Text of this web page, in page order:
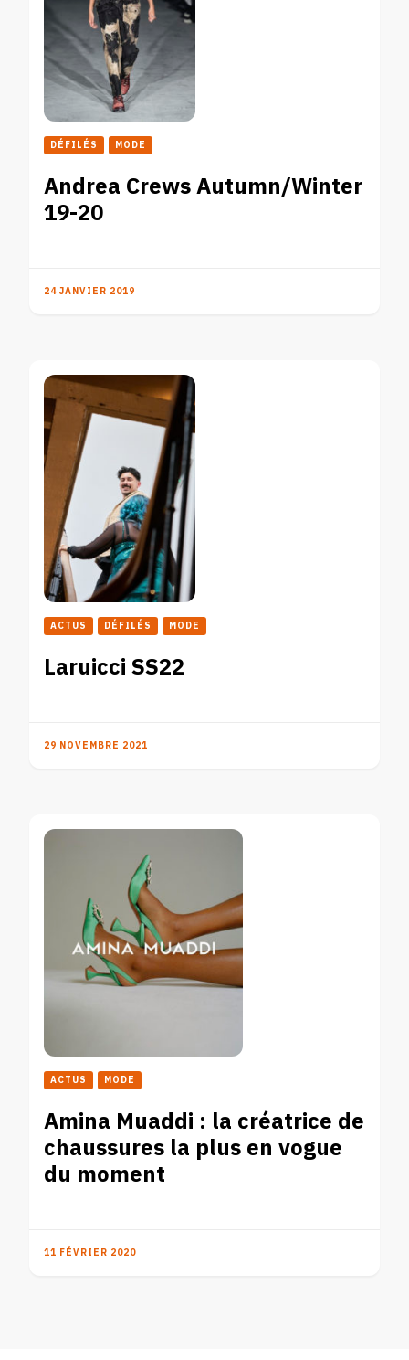
DÉFILÉS MODE
Andrea Crews Autumn/Winter
19-20
24 JANVIER 2019
ACTUS DÉFILÉS MODE
Laruicci SS22
29 NOVEMBRE 2021
ACTUS MODE
Amina Muaddi : la créatrice de
chaussures la plus en vogue
du moment
11 FÉVRIER 2020